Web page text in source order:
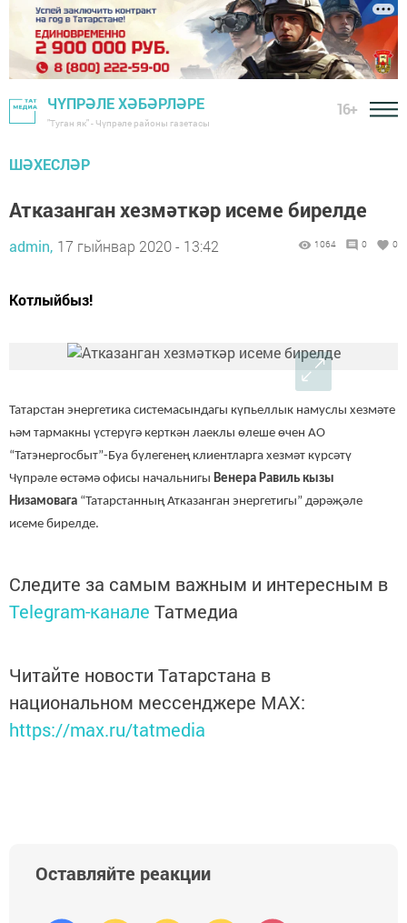
ЧҮПРӘЛЕ ХӘБӘРЛӘРЕ
"Туган як" - Чүпрәле районы газетасы
16+
ШӘХЕСЛӘР
Атказанган хезмәткәр исеме бирелде
admin, 17 гыйнвар 2020 - 13:42 1064 0 0
Котлыйбыз!
Татарстан энергетика системасындагы күпьеллык намуслы хезмәте
һәм тармакны үстерүгә керткән лаеклы өлеше өчен АО
“Татэнергосбыт”-Буа бүлегенең клиентларга хезмәт күрсәтү
Чүпрәле өстәмә офисы начальнигы Венера Равиль кызы
Низамовага “Татарстанның Атказанган энергетигы” дәрәҗәле
исеме бирелде.
Следите за самым важным и интересным в
Telegram-канале Татмедиа
Читайте новости Татарстана в
национальном мессенджере MАХ:
https://max.ru/tatmedia
Оставляйте реакции